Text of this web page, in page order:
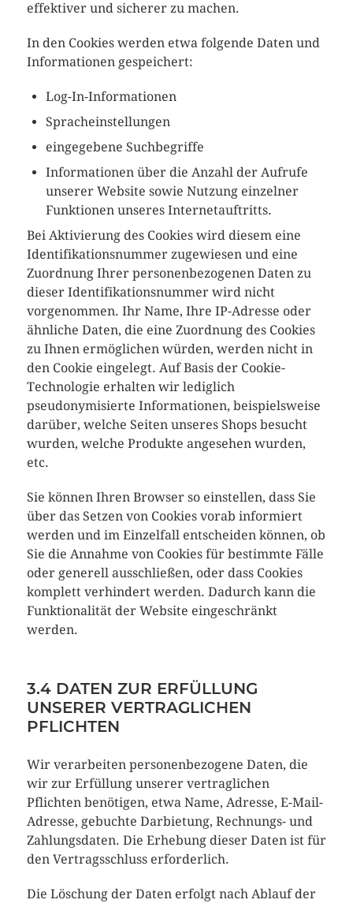
effektiver und sicherer zu machen.
In den Cookies werden etwa folgende Daten und
Informationen gespeichert:
Log-In-Informationen
Spracheinstellungen
eingegebene Suchbegriffe
Informationen über die Anzahl der Aufrufe
unserer Website sowie Nutzung einzelner
Funktionen unseres Internetauftritts.
Bei Aktivierung des Cookies wird diesem eine
Identifikationsnummer zugewiesen und eine
Zuordnung Ihrer personenbezogenen Daten zu
dieser Identifikationsnummer wird nicht
vorgenommen. Ihr Name, Ihre IP-Adresse oder
ähnliche Daten, die eine Zuordnung des Cookies
zu Ihnen ermöglichen würden, werden nicht in
den Cookie eingelegt. Auf Basis der Cookie-
Technologie erhalten wir lediglich
pseudonymisierte Informationen, beispielsweise
darüber, welche Seiten unseres Shops besucht
wurden, welche Produkte angesehen wurden,
etc.
Sie können Ihren Browser so einstellen, dass Sie
über das Setzen von Cookies vorab informiert
werden und im Einzelfall entscheiden können, ob
Sie die Annahme von Cookies für bestimmte Fälle
oder generell ausschließen, oder dass Cookies
komplett verhindert werden. Dadurch kann die
Funktionalität der Website eingeschränkt
werden.
3.4 DATEN ZUR ERFÜLLUNG
UNSERER VERTRAGLICHEN
PFLICHTEN
Wir verarbeiten personenbezogene Daten, die
wir zur Erfüllung unserer vertraglichen
Pflichten benötigen, etwa Name, Adresse, E-Mail-
Adresse, gebuchte Darbietung, Rechnungs- und
Zahlungsdaten. Die Erhebung dieser Daten ist für
den Vertragsschluss erforderlich.
Die Löschung der Daten erfolgt nach Ablauf der